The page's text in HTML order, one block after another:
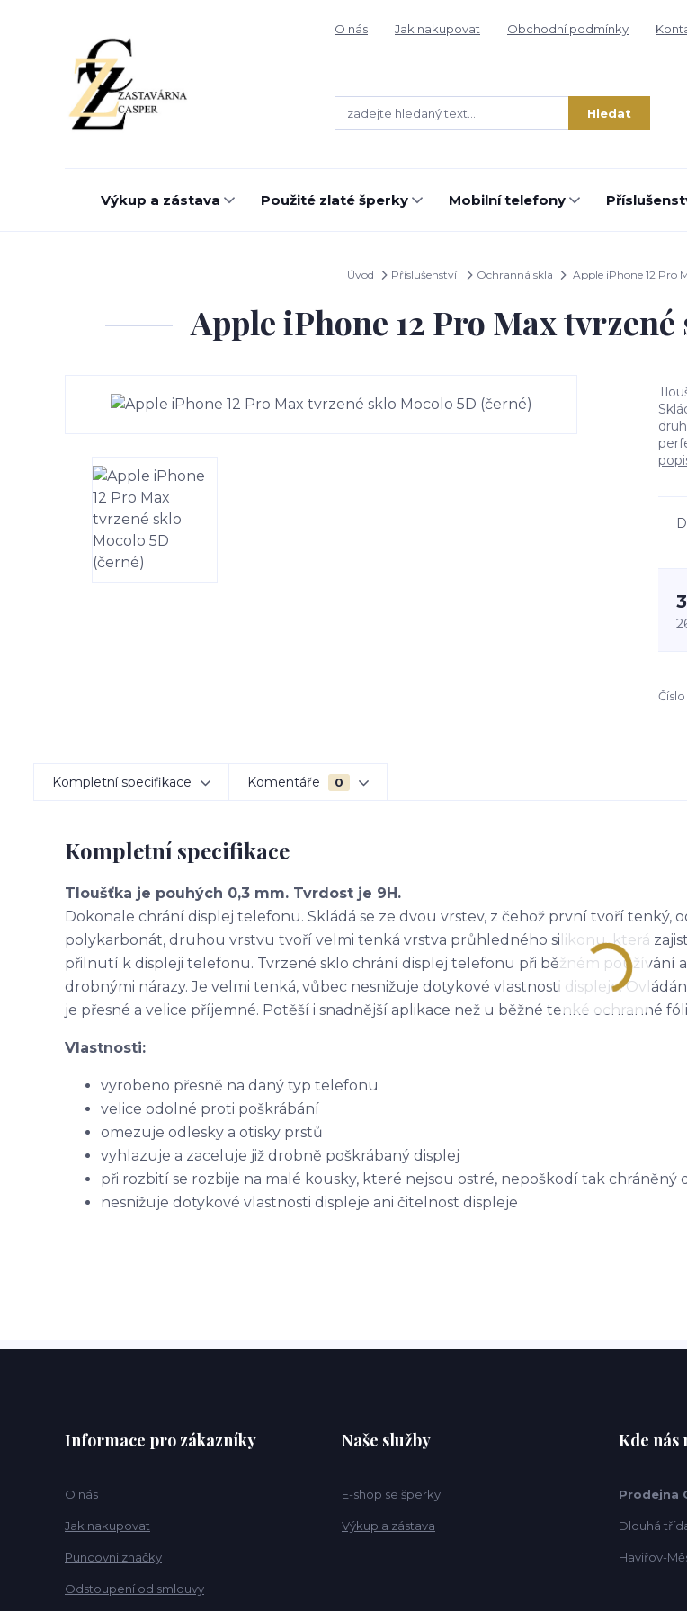
O nás Jak nakupovat Obchodní podmínky
Hledat
Výkup a zástava Použité zlaté šperky Mobilní telefony
Úvod Příslušenství Ochranná skla Apple iPhone 12 Pro
Apple iPhone 12 Pro Max
Kompletní specifikace Komentáře 0
Kompletní specifikace
Tloušťka je pouhých 0,3 mm. Tvrdost je 9H.
Dokonale chrání displej telefonu. Skládá se ze dvou vrstev, z čehož první tvoří tenký,
polykarbonát, druhou vrstvu tvoří velmi tenká vrstva průhledného silikonu, která
přilnutí k displeji telefonu. Tvrzené sklo chrání displej telefonu při běžném používání
drobnými nárazy. Je velmi tenká, vůbec nesnižuje dotykové vlastnosti displeje.
je přesné a velice příjemné. Potěší i snadnější aplikace než u běžné tenké ochranné
Vlastnosti:
vyrobeno přesně na daný typ telefonu
velice odolné proti poškrábání
omezuje odlesky a otisky prstů
vyhlazuje a zaceluje již drobně poškrábaný displej
při rozbití se rozbije na malé kousky, které nejsou ostré, nepoškodí tak chráněný
nesnižuje dotykové vlastnosti displeje ani čitelnost displeje
Informace pro zákazníky
O nás
Jak nakupovat
Puncovní značky
Odstoupení od smlouvy
Naše služby
E-shop se šperky
Výkup a zástava
Kde nás
Prodejna
Dlouhá
Havířov-